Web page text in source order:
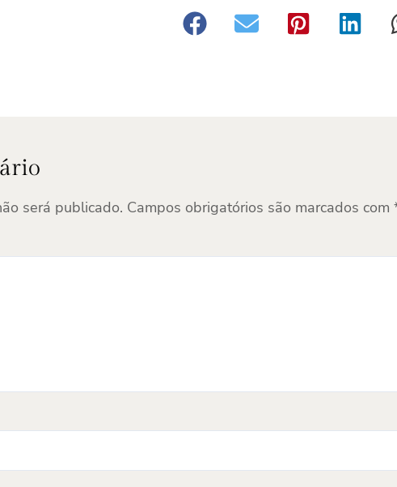
será publicado. Campos obrigatórios são marcados com